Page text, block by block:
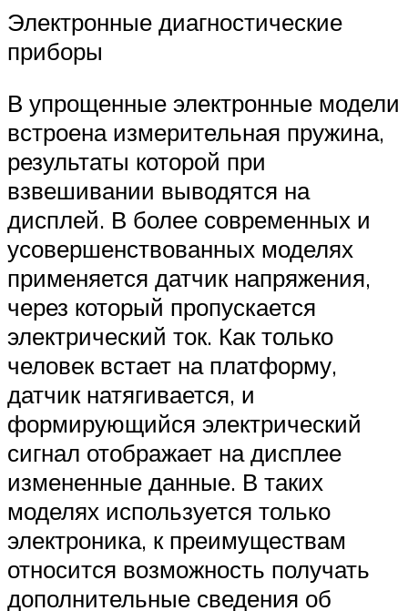
Электронные диагностические
приборы
В упрощенные электронные модели
встроена измерительная пружина,
результаты которой при
взвешивании выводятся на
дисплей. В более современных и
усовершенствованных моделях
применяется датчик напряжения,
через который пропускается
электрический ток. Как только
человек встает на платформу,
датчик натягивается, и
формирующийся электрический
сигнал отображает на дисплее
измененные данные. В таких
моделях используется только
электроника, к преимуществам
относится возможность получать
дополнительные сведения об